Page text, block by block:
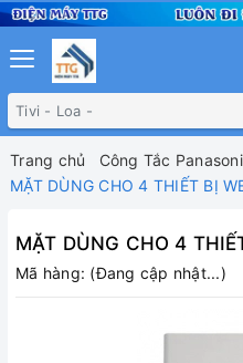
Trang chủ
Công Tắc
MẶT DÙNG CHO 4 THIẾT BỊ
MẶT DÙNG CHO 4
Mã hàng: (Đang cập nhật...)